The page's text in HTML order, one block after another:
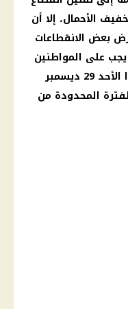
الأحمال، إلا أن
بعض الانقطاعات
على المواطنين
في المناطق المتأثرة بالانقطاع غدًا الأحد 29 ديسمبر
المحدودة من